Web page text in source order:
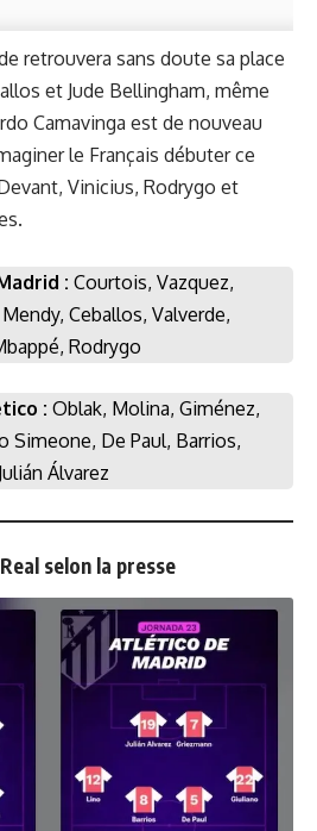
retrouvera sans doute sa place
et Jude Bellingham, même
Camavinga est de nouveau
le Français débuter ce
Vinicius, Rodrygo et
: Courtois, Vazquez,
Ceballos, Valverde,
Rodrygo
: Oblak, Molina, Giménez,
Simeone, De Paul, Barrios,
Álvarez
selon la presse